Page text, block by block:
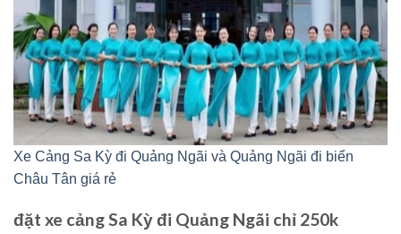
Xe Cảng Sa Kỳ đi Quảng Ngãi và Quảng Ngãi đi biển
Châu Tân giá rẻ
đặt xe cảng Sa Kỳ đi Quảng Ngãi chỉ 250k